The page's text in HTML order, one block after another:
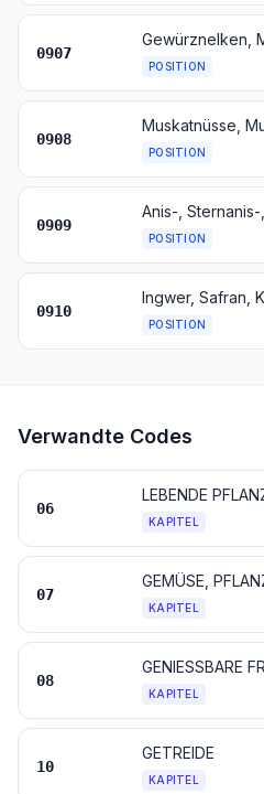
0907
POSITION
0908
POSITION
0909
POSITION
0910
POSITION
Verwandte Codes
06
KAPITEL
07
KAPITEL
08
KAPITEL
10
GETREIDE
KAPITEL